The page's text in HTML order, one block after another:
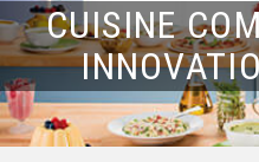
CUISINE